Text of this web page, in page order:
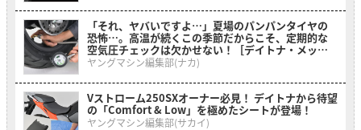
「それ、ヤバいですよ…」夏場のパンパンタイヤの
恐怖…。高温が続くこの季節だからこそ、定期的な
空気圧チェックは欠かせない！［デイトナ・メッシ
ュホース付きエアゲージ デプスゲージ付き］
ヤングマシン編集部(ナカ)
Vストローム250SXオーナー必見！ デイトナから待望
の「Comfort & Low」を極めたシートが登場！
ヤングマシン編集部(サカイ)